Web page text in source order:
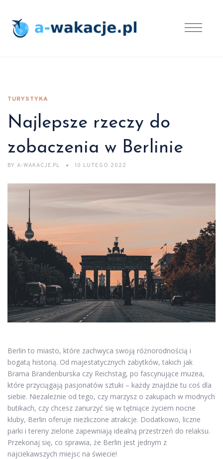
TURYSTYKA
Najlepsze rzeczy do
zobaczenia w Berlinie
BY A-WAKACJE.PL 10 LUTEGO 2022
Berlin to miasto, które zachwyca swoją różnorodnością i
bogatą historią. Od majestatycznych zabytków, takich jak
Brama Brandenburska czy Reichstag, po fascynujące muzea,
które przyciągają pasjonatów sztuki – każdy znajdzie tu coś dla
siebie. Niezależnie od tego, czy marzysz o zakupach w modnych
butikach, czy chcesz zanurzyć się w tętniące życiem nocne
kluby, Berlin oferuje niezliczone atrakcje. Dodatkowo, liczne
parki i tereny zielone zapewniają idealną przestrzeń do relaksu.
Przekonaj się, co sprawia, że Berlin jest jednym z
najciekawszych miejsc na świecie!